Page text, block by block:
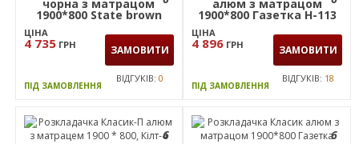
чорна з матрацом
1900*800 State brown
ЦІНА
4 735 ГРН ЗАМОВИТИ
ПІД ЗАМОВЛЕННЯ
ВІДГУКІВ:0
алюм з матрацом
1900*800 Газетка Н-113
ЦІНА
4 896 ГРН ЗАМОВИТИ
ПІД ЗАМОВЛЕННЯ
ВІДГУКІВ: 18
6
6